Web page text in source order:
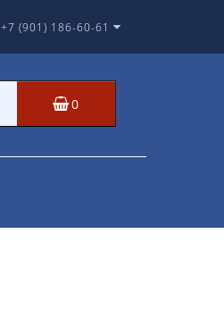
+7 (901) 186-60-61
0